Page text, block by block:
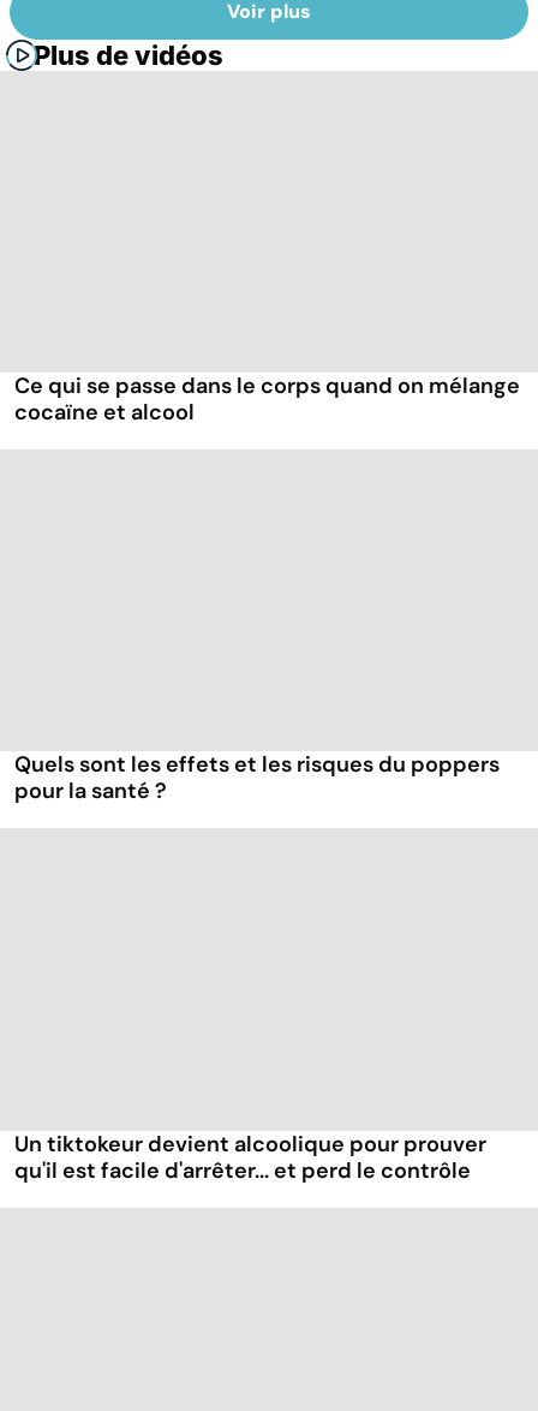
Voir plus
Plus de vidéos
Ce qui se passe dans le corps quand on mélange
cocaïne et alcool
Quels sont les effets et les risques du poppers
pour la santé ?
Un tiktokeur devient alcoolique pour prouver
qu'il est facile d'arrêter... et perd le contrôle